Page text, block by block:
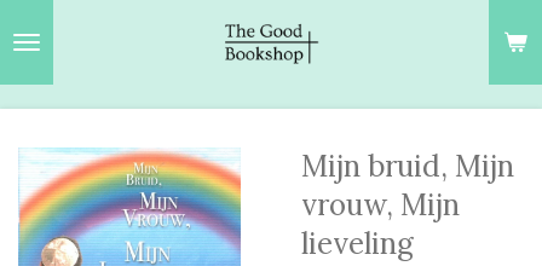
hoofdinhoud
Mijn bruid, Mijn
vrouw, Mijn
lieveling